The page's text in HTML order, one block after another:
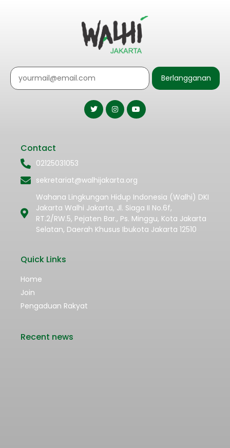
Berlangganan
Contact
02125031053
sekretariat@walhijakarta.org
Wahana Lingkungan Hidup Indonesia (Walhi) DKI
Jakarta Walhi Jakarta, Jl. Siaga II No.6f,
RT.2/RW.5, Pejaten Bar., Ps. Minggu, Kota Jakarta
Selatan, Daerah Khusus Ibukota Jakarta 12510
Quick Links
Home
Join
Pengaduan Rakyat
Recent news